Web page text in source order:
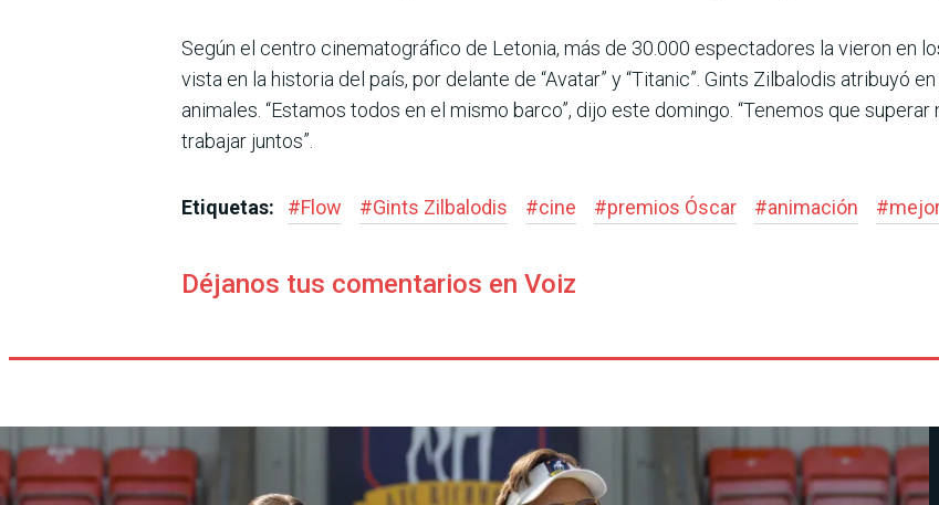
Según el centro cinematográfico de Letonia, más de 30.000 espectadores la vieron en
vista en la historia del país, por delante de “Avatar” y “Titanic”. Gints Zilbalodis atribuyó
animales. “Estamos todos en el mismo barco”, dijo este domingo. “Tenemos que
trabajar juntos”.
Etiquetas: #Flow #Gints Zilbalodis #cine #premios Óscar #animación #
Déjanos tus comentarios en Voiz